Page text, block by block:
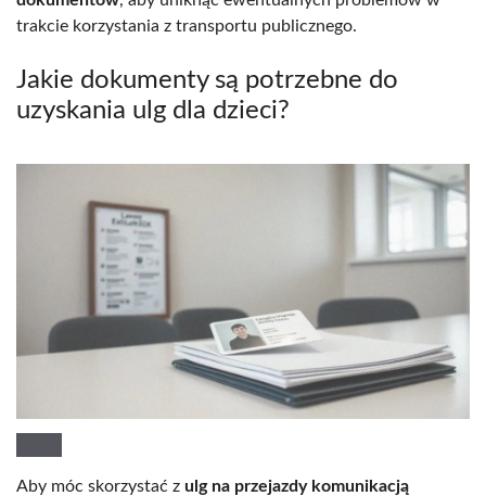
trakcie korzystania z transportu publicznego.
Jakie dokumenty są potrzebne do
uzyskania ulg dla dzieci?
Aby móc skorzystać z ulg na przejazdy komunikacją